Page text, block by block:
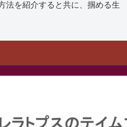
法を紹介すると共に、掴める生